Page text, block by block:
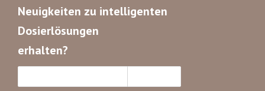
Neuigkeiten zu intelligenten
Dosierlösungen
erhalten?